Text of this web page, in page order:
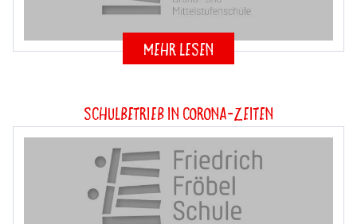
mehr lesen
Schulbetrieb in Corona-Zeiten